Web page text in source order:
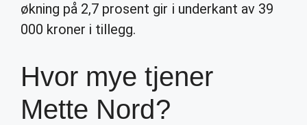
økning på 2,7 prosent gir i underkant av 39
000 kroner i tillegg.
Hvor mye tjener
Mette Nord?